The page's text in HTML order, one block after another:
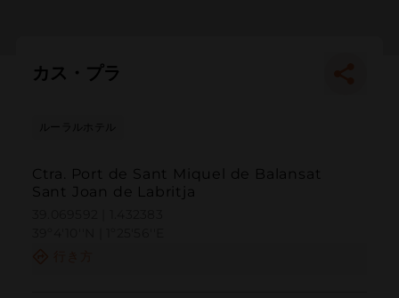
カス・プラ
ルーラルホテル
Ctra. Port de Sant Miquel de Balansat
Sant Joan de Labritja